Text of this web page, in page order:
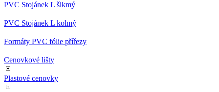
PVC Stojánek L šikmý
PVC Stojánek L kolmý
Formáty PVC fólie přířezy
Cenovkové lišty
Plastové cenovky